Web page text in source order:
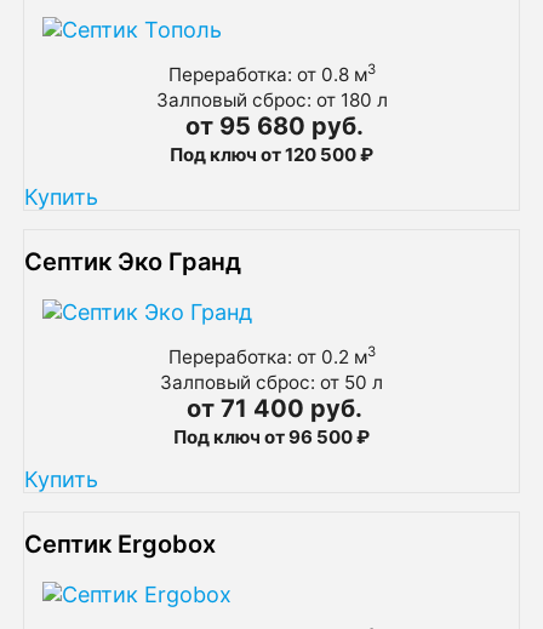
Переработка: от 0.8 м3
Залповый сброс: от 180 л
от 95 680 руб.
Под ключ от 120 500 ₽
Купить
Септик Эко Гранд
Переработка: от 0.2 м3
Залповый сброс: от 50 л
от 71 400 руб.
Под ключ от 96 500 ₽
Купить
Септик Ergobox